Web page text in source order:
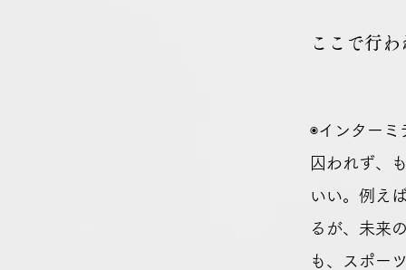
ここで行
◉インターミ
囚われず、
いい。例え
るが、未来
も、スポー